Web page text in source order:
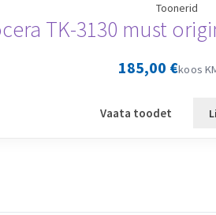
Toonerid
TK-3130 must
185,00 €koos
Vaata toodet